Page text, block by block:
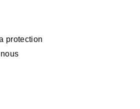
protection